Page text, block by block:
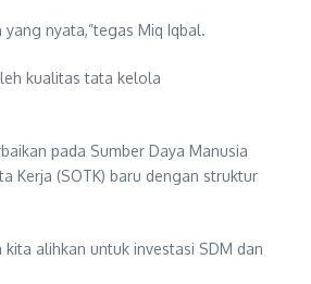
nyata,”tegas Miq Iqbal.
kualitas tata kelola
pada Sumber Daya Manusia
Kerja (SOTK) baru dengan struktur
alihkan untuk investasi SDM dan